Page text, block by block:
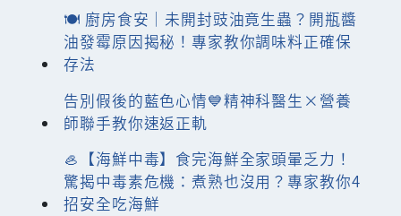
🍽️ 廚房食安｜未開封豉油竟生蟲？開瓶醬
油發霉原因揭秘！專家教你調味料正確保
存法
告別假後的藍色心情💙精神科醫生×營養
師聯手教你速返正軌
🦪【海鮮中毒】食完海鮮全家頭暈乏力！
驚揭中毒素危機：煮熟也沒用？專家教你4
招安全吃海鮮